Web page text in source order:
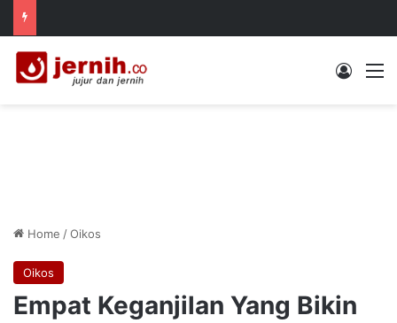
Log In
Home /Oikos
Oikos
Empat Keganjilan Yang Bikin